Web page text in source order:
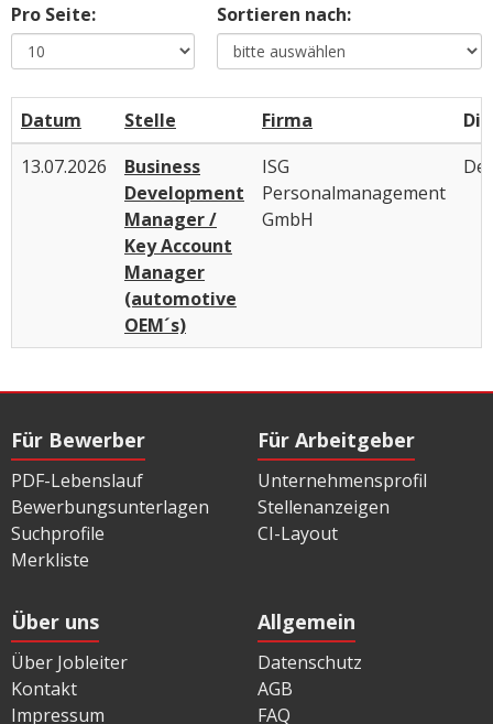
Pro Seite: Sortieren nach:
Datum Stelle Firma
13.07.2026
Business
Development
Manager /
Key Account
Manager
(automotive
OEM´s)
ISG
Personalmanagement
GmbH
Für Bewerber
PDF-Lebenslauf
Bewerbungsunterlagen
Suchprofile
Merkliste
Für Arbeitgeber
Unternehmensprofil
Stellenanzeigen
CI-Layout
Über uns
Über Jobleiter
Kontakt
Impressum
Allgemein
Datenschutz
AGB
FAQ